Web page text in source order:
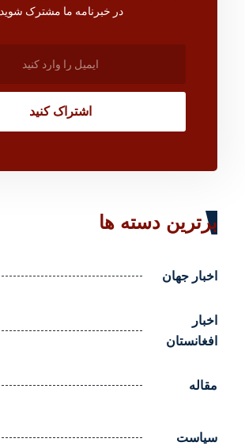
در خبرنامه ما مشترک شوید.
اشتراک کنید
برترین دسته ها
اخبار جهان
اخبار
افغانستان
مقاله
سیاست